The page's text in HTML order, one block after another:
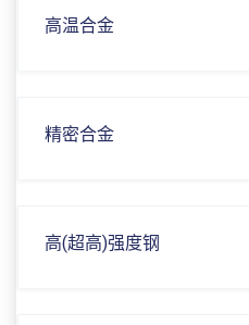
高温合金
精密合金
高(超高)强度钢